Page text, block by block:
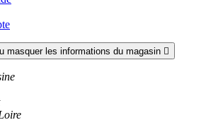
masquer les informations du magasin 